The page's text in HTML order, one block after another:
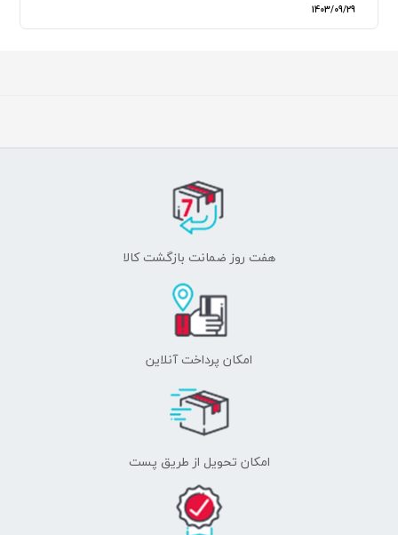
1403/09/29
هفت روز ضمانت بازگشت کالا
امکان پرداخت آنلاین
اﻣﮑﺎن ﺗﺤﻮﯾﻞ از طریق پست